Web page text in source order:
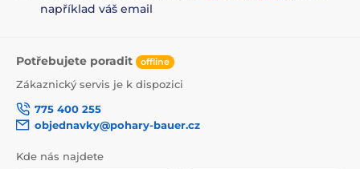
například váš email
Potřebujete poradit offline
Zákaznický servis je k dispozici
775 400 255
objednavky@pohary-bauer.cz
Kde nás najdete